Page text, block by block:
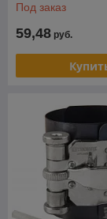
Под заказ
59,48 руб.